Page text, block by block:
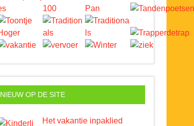
NIEUW OP DE SITE
Het vakantie inpaklied